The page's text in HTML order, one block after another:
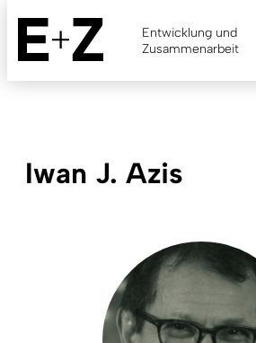
Skip
main
content
Entwicklung und
Zusammenarbeit
Iwan J. Azis